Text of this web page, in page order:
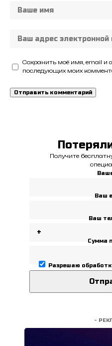
Сохранить моё имя, email и
последующих моих
Получите
Ваш
Ваш
Сумма
Разрешаю
-